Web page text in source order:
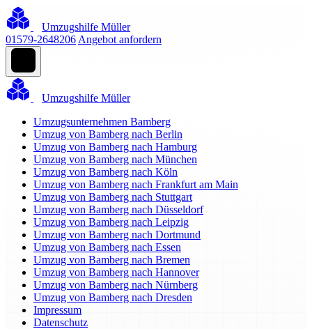
Umzugshilfe Müller
01579-2648206 Angebot anfordern
Umzugshilfe Müller
Umzugsunternehmen Bamberg
Umzug von Bamberg nach Berlin
Umzug von Bamberg nach Hamburg
Umzug von Bamberg nach München
Umzug von Bamberg nach Köln
Umzug von Bamberg nach Frankfurt am Main
Umzug von Bamberg nach Stuttgart
Umzug von Bamberg nach Düsseldorf
Umzug von Bamberg nach Leipzig
Umzug von Bamberg nach Dortmund
Umzug von Bamberg nach Essen
Umzug von Bamberg nach Bremen
Umzug von Bamberg nach Hannover
Umzug von Bamberg nach Nürnberg
Umzug von Bamberg nach Dresden
Impressum
Datenschutz